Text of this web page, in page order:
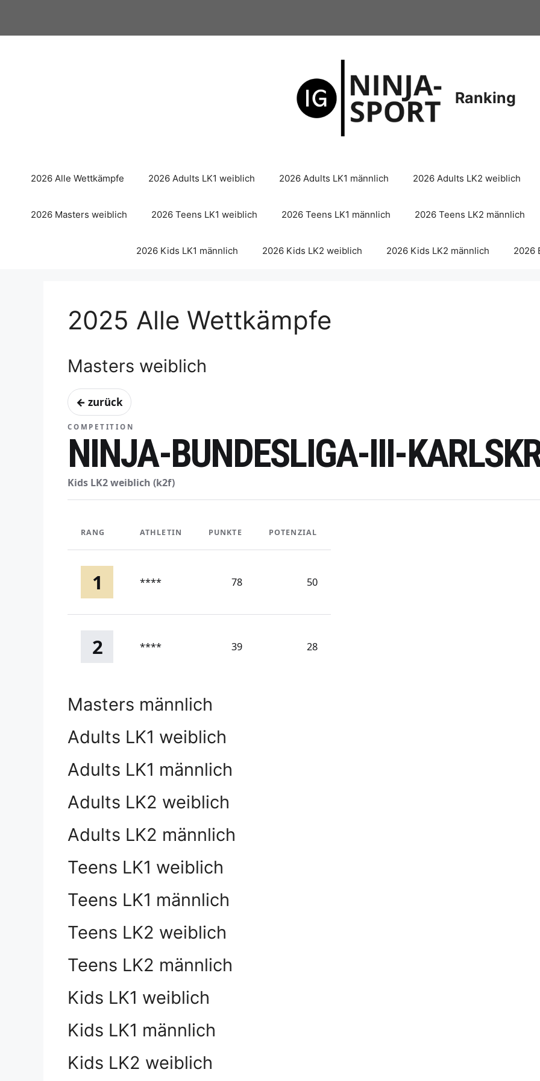
springen
Ranking
2026 Alle Wettkämpfe 2026 Adults LK1 weiblich 2026 Adults LK1 männlich 2026 Adults LK2 weiblich
2026 Masters weiblich 2026 Teens LK1 weiblich 2026 Teens LK1 männlich 2026 Teens LK2 männlich
2026 Kids LK1 männlich 2026 Kids LK2 weiblich 2026 Kids LK2 männlich 2026
2025 Alle Wettkämpfe
Masters weiblich
← zurück
COMPETITION
NINJA-BUNDESLIGA-III-
Kids LK2 weiblich (k2f)
RANG ATHLETIN PUNKTE POTENZIAL
1 **** 78 50
2 **** 39 28
Masters männlich
Adults LK1 weiblich
Adults LK1 männlich
Adults LK2 weiblich
Adults LK2 männlich
Teens LK1 weiblich
Teens LK1 männlich
Teens LK2 weiblich
Teens LK2 männlich
Kids LK1 weiblich
Kids LK1 männlich
Kids LK2 weiblich